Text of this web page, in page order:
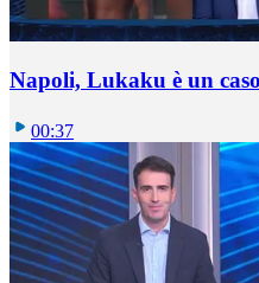
Napoli, Lukaku è un
00:37